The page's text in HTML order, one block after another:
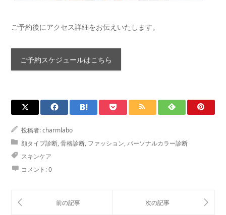
ご予約後にアクセス詳細をお伝えいたします。
ご予約スケジュールはこちら
投稿者:charmlabo
顔タイプ診断,骨格診断, ファッション,パーソナルカラー診断
スキンケア
コメント:0